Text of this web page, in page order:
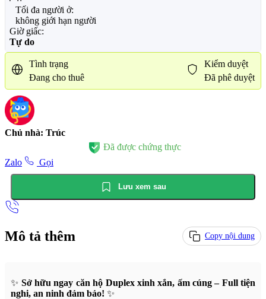
Tối đa người ở:
không giới hạn người
Giờ giấc:
Tự do
Tình trạng
Đang cho thuê
Kiểm duyệt
Đã phê duyệt
Chủ nhà: Trúc
Đã được chứng thực
Zalo
Gọi
Lưu xem sau
Mô tả thêm Copy nội dung
✨ Sở hữu ngay căn hộ Duplex xinh xắn, ấm cúng – Full tiện
nghi, an ninh đảm bảo! ✨